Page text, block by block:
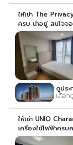
ให้เช่า The
ครบ น่าอยู่ สนใจจ
ดูปร
เลือก
ให้เช่า UNIO
เครื่องใช้ไฟฟ้าคร